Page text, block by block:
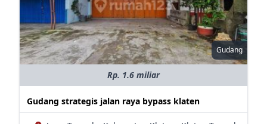
Gudang
Rp. 1.6 miliar
Gudang strategis jalan raya bypass klaten